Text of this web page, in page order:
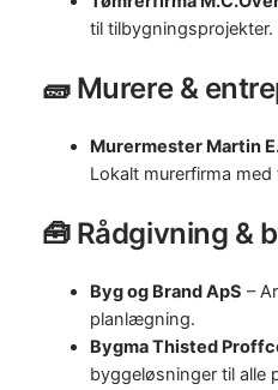
til tilbygningsprojekter.
🧱 Murere &
Murermester Martin
Lokalt murerfirma
🧰 Rådgivning &
Byg og Brand ApS –
planlægning.
Bygma Thisted
byggeløsninger til alle